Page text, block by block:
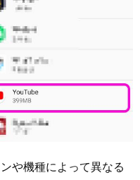
や機種によって異なる